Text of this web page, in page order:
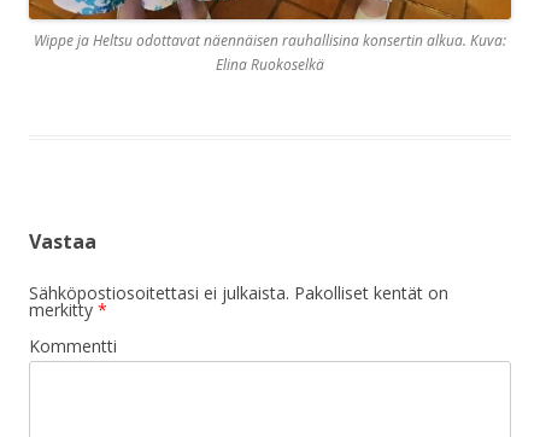
Wippe ja Heltsu odottavat näennäisen rauhallisina konsertin alkua. Kuva:
Elina Ruokoselkä
Vastaa
Sähköpostiosoitettasi ei julkaista. Pakolliset kentät on
merkitty *
Kommentti